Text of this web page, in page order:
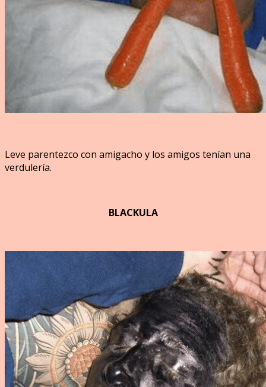
Leve parentezco con amigacho y los amigos tenían una
verdulería.
BLACKULA